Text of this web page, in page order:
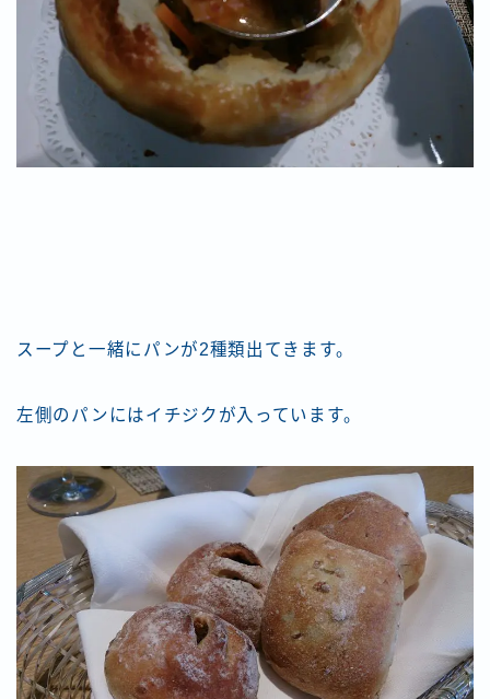
スープと一緒にパンが2種類出てきます。
左側のパンにはイチジクが入っています。